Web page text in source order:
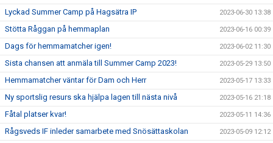
Lyckad Summer Camp på Hagsätra IP 2023-06-30 13:38
Stötta Råggan på hemmaplan 2023-06-16 00:39
Dags för hemmamatcher igen! 2023-06-02 11:30
Sista chansen att anmäla till Summer Camp 2023! 2023-05-29 13:50
Hemmamatcher väntar för Dam och Herr 2023-05-17 13:33
Ny sportslig resurs ska hjälpa lagen till nästa nivå 2023-05-16 21:18
Fåtal platser kvar! 2023-05-11 14:36
Rågsveds IF inleder samarbete med Snösättaskolan 2023-05-09 12:12